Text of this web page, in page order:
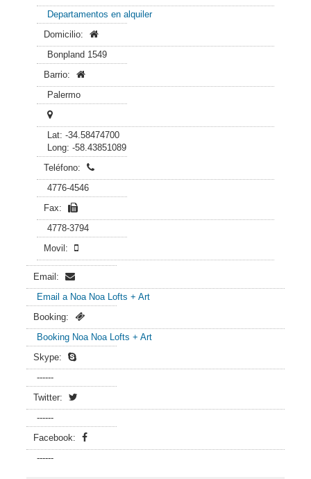
Departamentos en alquiler
Domicilio:
Bonpland 1549
Barrio:
Palermo
Lat: -34.58474700
Long: -58.43851089
Teléfono:
4776-4546
Fax:
4778-3794
Movil:
Email:
Email a Noa Noa Lofts + Art
Booking:
Booking Noa Noa Lofts + Art
Skype:
------
Twitter:
------
Facebook:
------